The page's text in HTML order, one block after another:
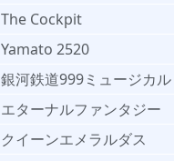
The Cockpit
Yamato 2520
銀河鉄道999ミュージカル
エターナルファンタジー
クイーンエメラルダス